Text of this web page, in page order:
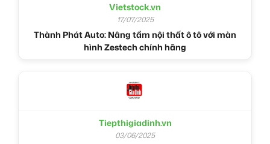
Vietstock.vn
17/07/2025
Thành Phát Auto: Nâng tầm nội thất ô tô với màn
hình Zestech chính hãng
Tiepthigiadinh.vn
03/06/2025